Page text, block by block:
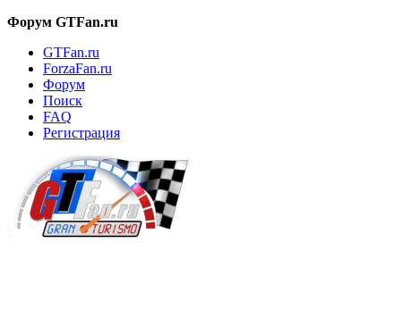
Форум GTFan.ru
GTFan.ru
ForzaFan.ru
Форум
Поиск
FAQ
Регистрация